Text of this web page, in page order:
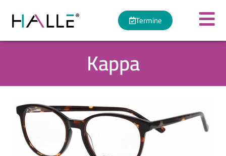
Termine
Kappa